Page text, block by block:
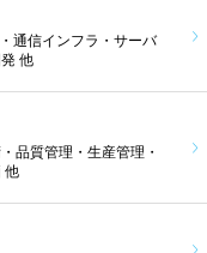
通信インフラ・サーバ
他
品質管理・生産管理・
他